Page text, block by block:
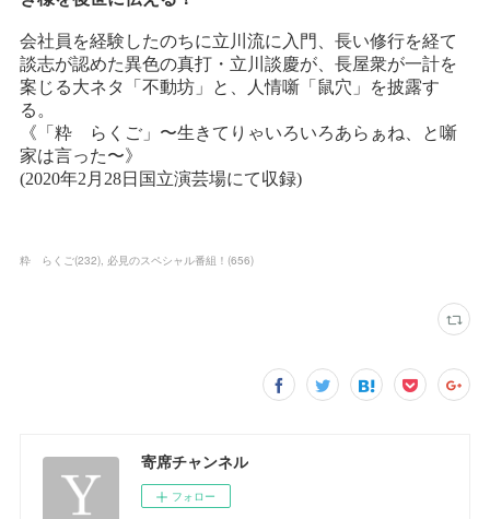
粋 らくご(232) 必見のスペシャル番組！ (656)
寄席チャンネル
フォロー